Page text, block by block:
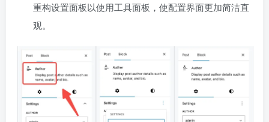
重构设置面板以使用工具面板，使配置界面更加简洁直
观。